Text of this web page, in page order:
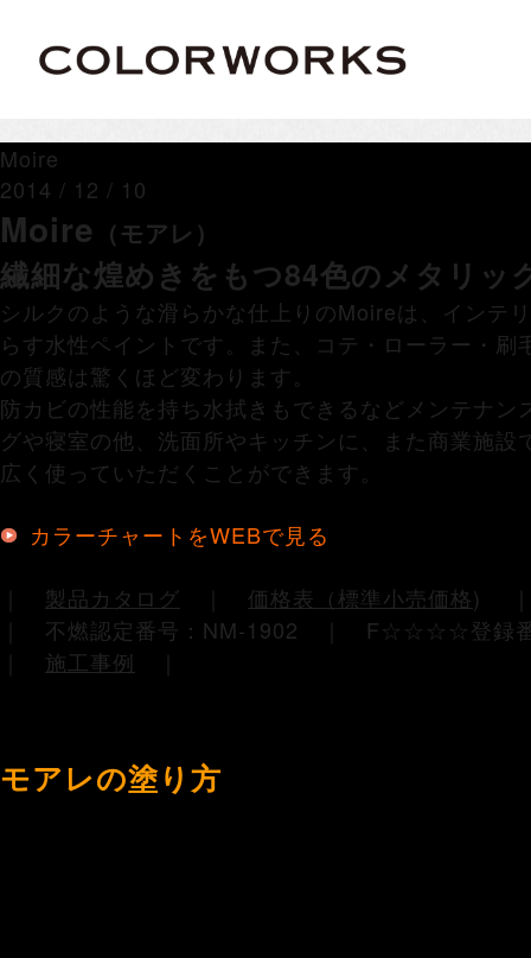
Moire
2014 / 12 / 10
Moire （モアレ）
繊細な煌めきをもつ84色のメタリッ
シルクのような滑らかな仕上りのMoireは、インテ
らす水性ペイントです。また、コテ・ローラー・
の質感は驚くほど変わります。
防カビの性能を持ち水拭きもできるなどメンテナ
グや寝室の他、洗面所やキッチンに、また商業施
広く使っていただくことができます。
カラーチャートをWEBで見る
製品カタログ 価格表（標準小売価格)
｜ 不燃認定番号：NM-1902 ｜ F☆☆☆☆登録
施工事例
モアレの塗り方